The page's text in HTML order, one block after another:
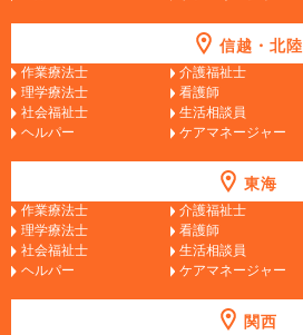
信越・北陸
作業療法士 介護福祉士
理学療法士
看護師
社会福祉士
生活相談員
ヘルパー
ケアマネージャー
東海
作業療法士 介護福祉士
理学療法士
看護師
社会福祉士
生活相談員
ヘルパー
ケアマネージャー
関西